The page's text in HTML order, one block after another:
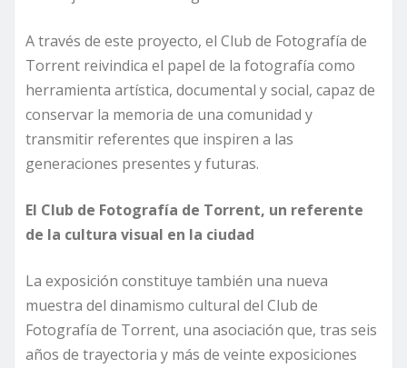
A través de este proyecto, el Club de Fotografía de
Torrent reivindica el papel de la fotografía como
herramienta artística, documental y social, capaz de
conservar la memoria de una comunidad y
transmitir referentes que inspiren a las
generaciones presentes y futuras.
El Club de Fotografía de Torrent, un referente
de la cultura visual en la ciudad
La exposición constituye también una nueva
muestra del dinamismo cultural del Club de
Fotografía de Torrent, una asociación que, tras seis
años de trayectoria y más de veinte exposiciones